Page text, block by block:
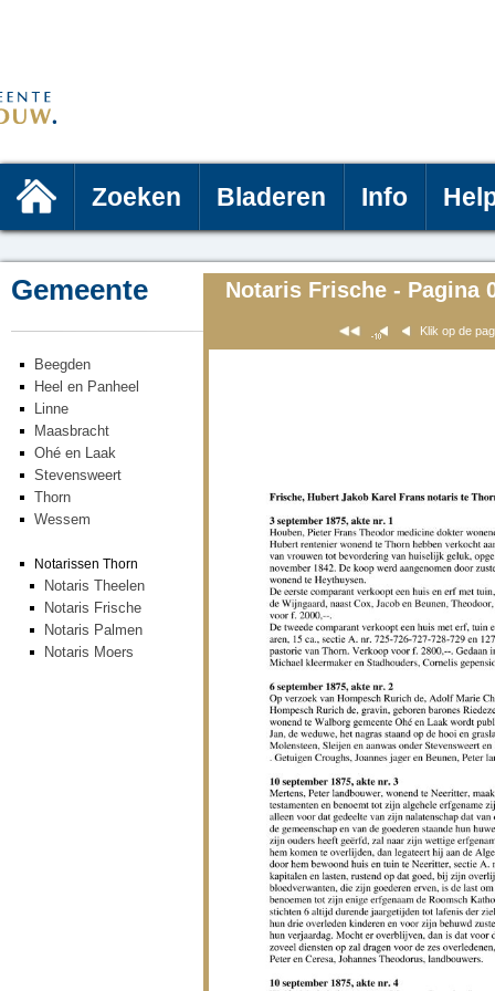
Zoeken Bladeren Info
Gemeente
Beegden
Heel en Panheel
Linne
Maasbracht
Ohé en Laak
Stevensweert
Thorn
Wessem
Notarissen Thorn
Notaris Theelen
Notaris Frische
Notaris Palmen
Notaris Moers
Notaris Frische - Pagina
Klik op de